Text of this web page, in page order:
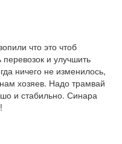
что это чтоб
перевозок и улучшить
ничего не изменилось,
хозяев. Надо трамвай
и стабильно. Синара